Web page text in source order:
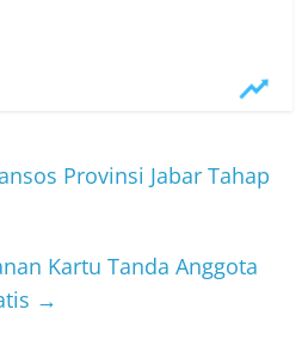
Provinsi Jabar Tahap
Kartu Tanda Anggota
→